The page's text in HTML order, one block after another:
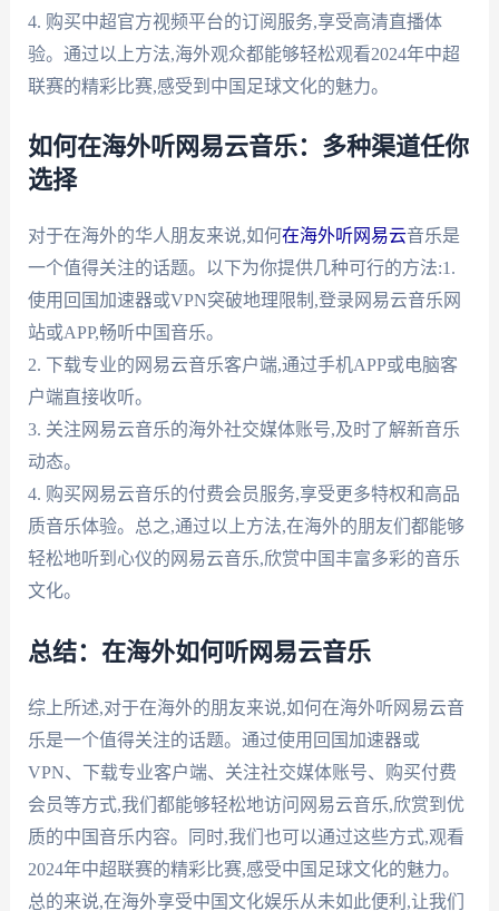
4. 购买中超官方视频平台的订阅服务,享受高清直播体
验。通过以上方法,海外观众都能够轻松观看2024年中超
联赛的精彩比赛,感受到中国足球文化的魅力。
如何在海外听网易云音乐：多种渠道任你
选择
对于在海外的华人朋友来说,如何在海外听网易云音乐是
一个值得关注的话题。以下为你提供几种可行的方法:1.
使用回国加速器或VPN突破地理限制,登录网易云音乐网
站或APP,畅听中国音乐。
2. 下载专业的网易云音乐客户端,通过手机APP或电脑客
户端直接收听。
3. 关注网易云音乐的海外社交媒体账号,及时了解新音乐
动态。
4. 购买网易云音乐的付费会员服务,享受更多特权和高品
质音乐体验。总之,通过以上方法,在海外的朋友们都能够
轻松地听到心仪的网易云音乐,欣赏中国丰富多彩的音乐
文化。
总结：在海外如何听网易云音乐
综上所述,对于在海外的朋友来说,如何在海外听网易云音
乐是一个值得关注的话题。通过使用回国加速器或
VPN、下载专业客户端、关注社交媒体账号、购买付费
会员等方式,我们都能够轻松地访问网易云音乐,欣赏到优
质的中国音乐内容。同时,我们也可以通过这些方式,观看
2024年中超联赛的精彩比赛,感受中国足球文化的魅力。
总的来说,在海外享受中国文化娱乐从未如此便利,让我们